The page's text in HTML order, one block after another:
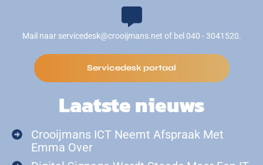
Mail naar servicedesk@crooijmans.net of bel 040 - 3041520.
Servicedesk portaal
Laatste nieuws
Crooijmans ICT Neemt Afspraak Met
Emma Over